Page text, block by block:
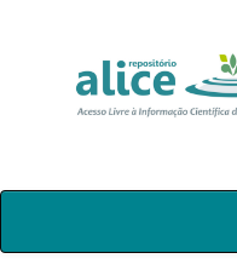
Skip